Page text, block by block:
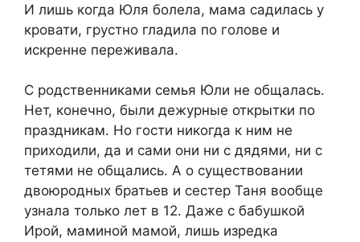
И лишь когда Юля болела, мама садилась у
кровати, грустно гладила по голове и
искренне переживала.
С родственниками семья Юли не общалась.
Нет, конечно, были дежурные открытки по
праздникам. Но гости никогда к ним не
приходили, да и сами они ни с дядями, ни с
тетями не общались. А о существовании
двоюродных братьев и сестер Таня вообще
узнала только лет в 12. Даже с бабушкой
Ирой, маминой мамой, лишь изредка